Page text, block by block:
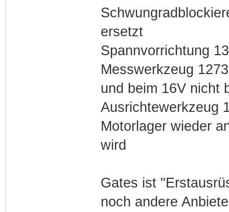
ersetzt
Spannvorrichtung
Messwerkzeug
und beim 16V nicht
Ausrichtewerkzeug
Motorlager wieder
wird
Gates ist
noch andere